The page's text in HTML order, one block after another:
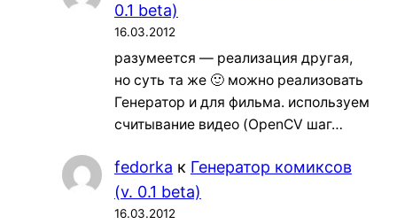
0.1 beta)
16.03.2012
разумеется — реализация другая,
но суть та же 🙂 можно реализовать
Генератор и для фильма. используем
считывание видео (OpenCV шаг…
fedorka к Генератор комиксов
(v. 0.1 beta)
16.03.2012